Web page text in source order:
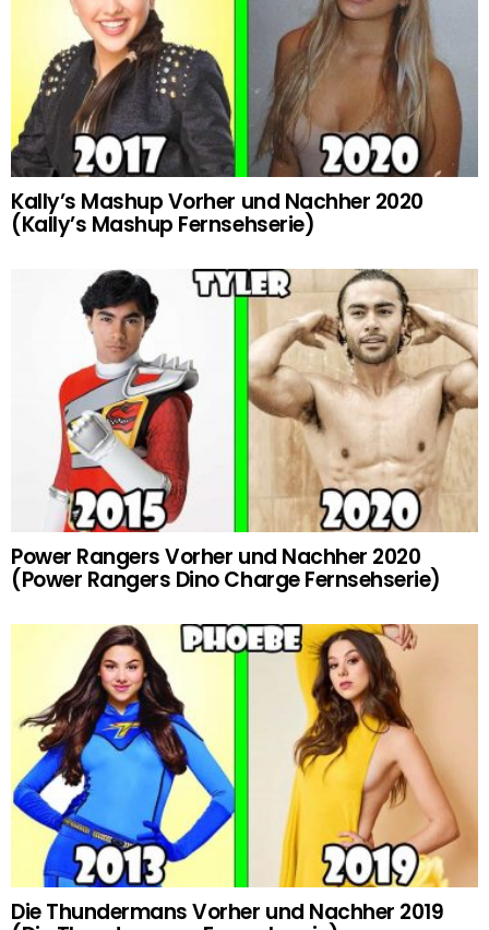
Kally’s Mashup Vorher und Nachher 2020
(Kally’s Mashup Fernsehserie)
Power Rangers Vorher und Nachher 2020
(Power Rangers Dino Charge Fernsehserie)
Die Thundermans Vorher und Nachher 2019